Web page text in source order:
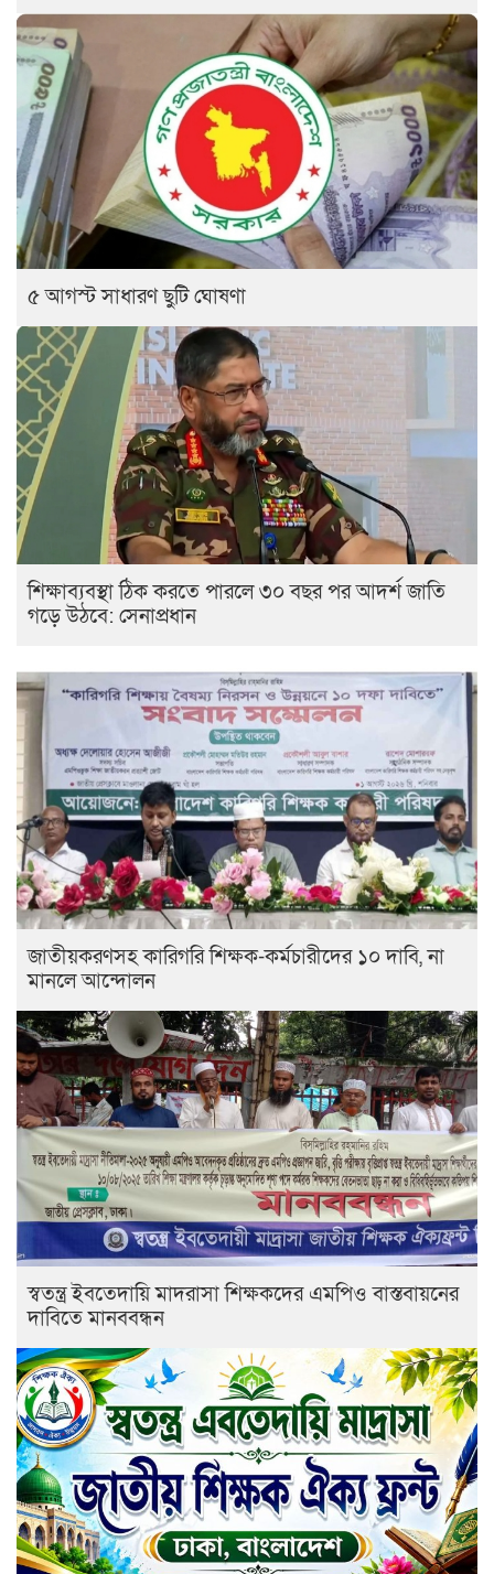
৫ আগস্ট সাধারণ ছুটি ঘোষণা
শিক্ষাব্যবস্থা ঠিক করতে পারলে ৩০ বছর পর আদর্শ জাতি
গড়ে উঠবে: সেনাপ্রধান
জাতীয়করণসহ কারিগরি শিক্ষক-কর্মচারীদের ১০ দাবি, না
মানলে আন্দোলন
স্বতন্ত্র ইবতেদায়ি মাদরাসা শিক্ষকদের এমপিও বাস্তবায়নের
দাবিতে মানববন্ধন